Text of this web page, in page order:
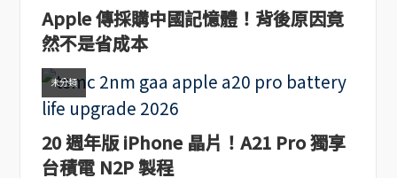
Apple 傳採購中國記憶體！背後原因竟
然不是省成本
未分類
20 週年版 iPhone 晶片！A21 Pro 獨享
台積電 N2P 製程